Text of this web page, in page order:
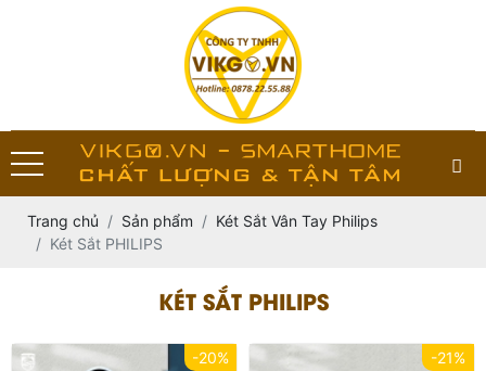
Trang chủ Sản phẩm
Két Sắt Vân Tay Philips
Két Sắt PHILIPS
KÉT SẮT PHILIPS
-20% -21%